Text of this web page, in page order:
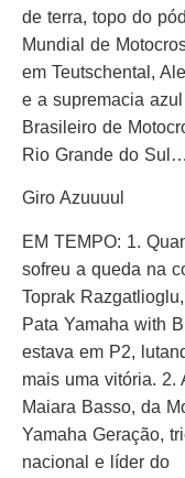
de terra, topo do
Mundial de
em Teutschental,
e a supremacia
Brasileiro de
Rio Grande do Sul…
Giro Azuuuul
EM TEMPO: 1.
sofreu a queda na
Toprak
Pata Yamaha with
estava em P2,
mais uma vitória. 2.
Maiara Basso, da
Yamaha Geração,
nacional e líder do